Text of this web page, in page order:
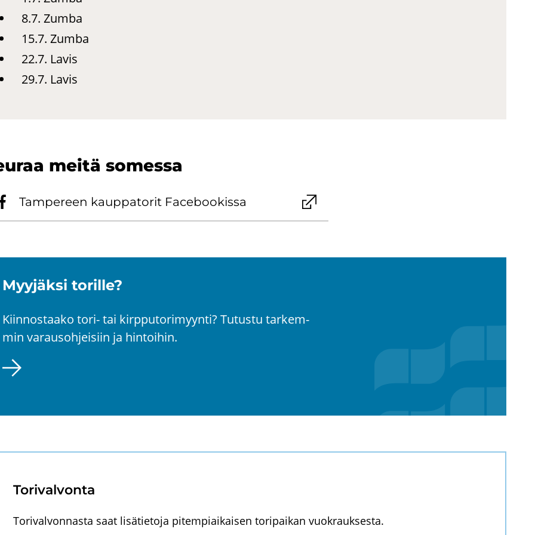
8.7. Zumba
15.7. Zumba
22.7. Lavis
29.7. Lavis
meitä so­mes­sa
Tam­pe­reen kaup­pa­to­rit Face­boo­kis­sa
Myy­jäk­si to­ril­le?
Kiin­nos­taa­ko tori- tai kirp­pu­to­ri­myyn­ti? Tu­tus­tu tar­kem­
min va­raus­oh­jei­siin ja hin­toi­hin.
To­ri­val­von­ta
Torivalvonnasta saat lisätietoja pitempiaikaisen toripaikan vuokrauksesta.